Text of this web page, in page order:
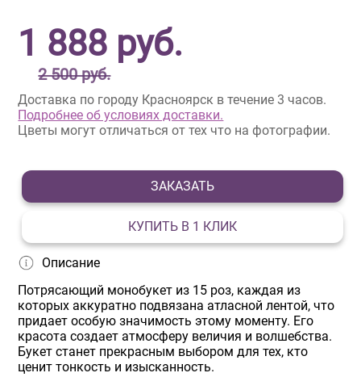
1 888 руб.
2 500 руб.
Доставка по городу Красноярск в течение 3 часов.
Подробнее об условиях доставки.
Цветы могут отличаться от тех что на фотографии.
ЗАКАЗАТЬ
КУПИТЬ В 1 КЛИК
Описание
Потрясающий монобукет из 15 роз, каждая из
которых аккуратно подвязана атласной лентой, что
придает особую значимость этому моменту. Его
красота создает атмосферу величия и волшебства.
Букет станет прекрасным выбором для тех, кто
ценит тонкость и изысканность.